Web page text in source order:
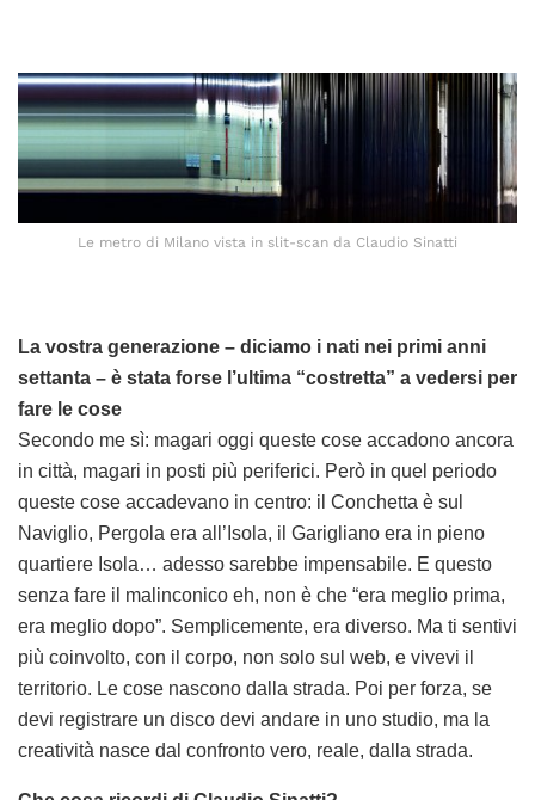
Le metro di Milano vista in slit-scan da Claudio Sinatti
La vostra generazione – diciamo i nati nei primi anni
settanta – è stata forse l’ultima “costretta” a vedersi per
fare le cose
Secondo me sì: magari oggi queste cose accadono ancora
in città, magari in posti più periferici. Però in quel periodo
queste cose accadevano in centro: il Conchetta è sul
Naviglio, Pergola era all’Isola, il Garigliano era in pieno
quartiere Isola… adesso sarebbe impensabile. E questo
senza fare il malinconico eh, non è che “era meglio prima,
era meglio dopo”. Semplicemente, era diverso. Ma ti sentivi
più coinvolto, con il corpo, non solo sul web, e vivevi il
territorio. Le cose nascono dalla strada. Poi per forza, se
devi registrare un disco devi andare in uno studio, ma la
creatività nasce dal confronto vero, reale, dalla strada.